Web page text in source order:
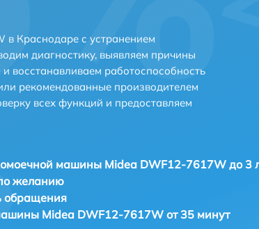
Краснодаре с устранением
диагностику, выявляем причины
восстанавливаем работоспособность
рекомендованные производителем
всех функций и предоставляем
машины Midea DWF12-7617W до 3
желанию
обращения
Midea DWF12-7617W от 35 минут